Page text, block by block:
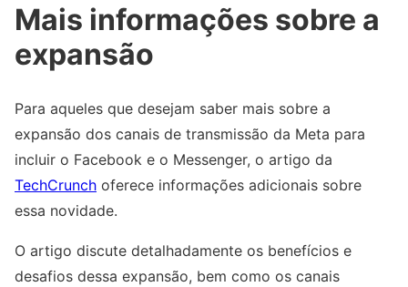
Mais informações sobre a
expansão
Para aqueles que desejam saber mais sobre a
expansão dos canais de transmissão da Meta para
incluir o Facebook e o Messenger, o artigo da
TechCrunch oferece informações adicionais sobre
essa novidade.
O artigo discute detalhadamente os benefícios e
desafios dessa expansão, bem como os canais